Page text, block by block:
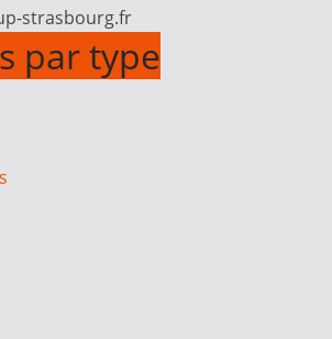
strasbourg.fr
par type